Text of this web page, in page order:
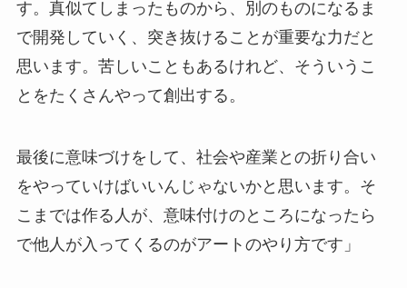
す。真似てしまったものから、別のものになるま
で開発していく、突き抜けることが重要な力だと
思います。苦しいこともあるけれど、そういうこ
とをたくさんやって創出する。
最後に意味づけをして、社会や産業との折り合い
をやっていけばいいんじゃないかと思います。そ
こまでは作る人が、意味付けのところになったら
で他人が入ってくるのがアートのやり方です」